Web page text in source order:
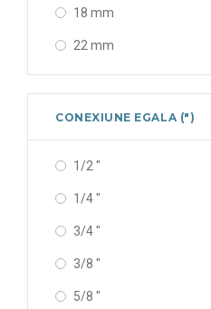
18 mm
22 mm
CONEXIUNE EGALA (")
1/2 "
1/4 "
3/4 "
3/8 "
5/8 "